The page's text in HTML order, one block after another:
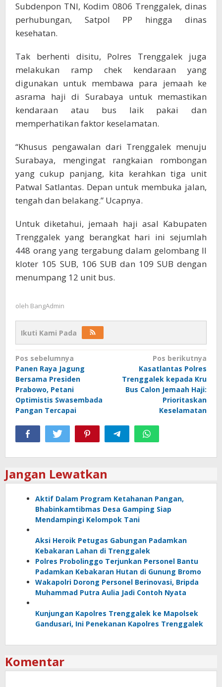
Subdenpon TNI, Kodim 0806 Trenggalek, dinas
perhubungan, Satpol PP hingga dinas
kesehatan.
Tak berhenti disitu, Polres Trenggalek juga
melakukan ramp chek kendaraan yang
digunakan untuk membawa para jemaah ke
asrama haji di Surabaya untuk memastikan
kendaraan atau bus laik pakai dan
memperhatikan faktor keselamatan.
“Khusus pengawalan dari Trenggalek menuju
Surabaya, mengingat rangkaian rombongan
yang cukup panjang, kita kerahkan tiga unit
Patwal Satlantas. Depan untuk membuka jalan,
tengah dan belakang.” Ucapnya.
Untuk diketahui, jemaah haji asal Kabupaten
Trenggalek yang berangkat hari ini sejumlah
448 orang yang tergabung dalam gelombang II
kloter 105 SUB, 106 SUB dan 109 SUB dengan
menumpang 12 unit bus.
oleh BangAdmin
Ikuti Kami Pada
Navigasi
pos
Pos sebelumnya
Panen Raya Jagung
Bersama Presiden
Prabowo, Petani
Optimistis Swasembada
Pangan Tercapai
Pos berikutnya
Kasatlantas Polres
Trenggalek kepada Kru
Bus Calon Jemaah Haji:
Prioritaskan
Keselamatan
Jangan Lewatkan
Aktif Dalam Program Ketahanan Pangan,
Bhabinkamtibmas Desa Gamping Siap
Mendampingi Kelompok Tani
Aksi Heroik Petugas Gabungan Padamkan
Kebakaran Lahan di Trenggalek
Polres Probolinggo Terjunkan Personel Bantu
Padamkan Kebakaran Hutan di Gunung Bromo
Wakapolri Dorong Personel Berinovasi, Bripda
Muhammad Putra Aulia Jadi Contoh Nyata
Kunjungan Kapolres Trenggalek ke Mapolsek
Gandusari, Ini Penekanan Kapolres Trenggalek
Komentar